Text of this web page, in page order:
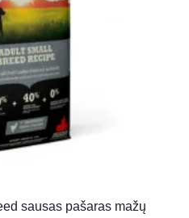
sausas pašaras mažų